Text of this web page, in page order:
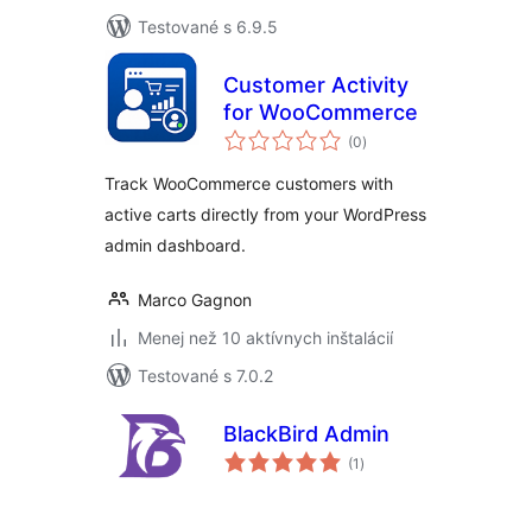
Testované s 6.9.5
Customer Activity
for WooCommerce
(0celkové
hodnotenie
)
Track WooCommerce customers with
active carts directly from your WordPress
admin dashboard.
Marco Gagnon
Menej než 10 aktívnych inštalácií
Testované s 7.0.2
BlackBird Admin
(1 celkové
hodnotenie
)